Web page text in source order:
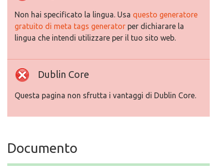
Non hai specificato la lingua. Usa questo generatore
gratuito di meta tags generator per dichiarare la
lingua che intendi utilizzare per il tuo sito web.
Dublin Core
Questa pagina non sfrutta i vantaggi di Dublin Core.
Documento